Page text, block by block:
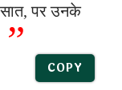
पर उनके
COPY